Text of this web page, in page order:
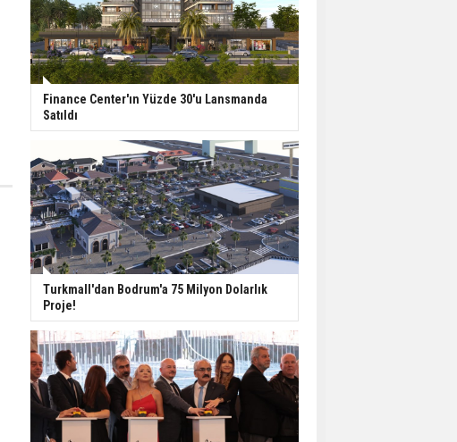
Faizi Son Bir Yılın En
Yüksek Seviyesinde
TOKİ 51 İlde 540 Konut
ve İş Yerini Satışa
Yatırımcıların Bina Tercihi
Değişiyor: Dijital Altyapı
Öne Çıkıyor
TOKİ'nin Kiralık Sosyal
Konut Modeli Kiraları
Düşürür Mü?
İkinci El Konut Fiyatları
İspanya'da Bir Yılda
Yüzde 16,2 Arttı
Finance Center'ın Yüzde 30'u Lansmanda
Satıldı
Turkmall'dan Bodrum'a 75 Milyon Dolarlık
Proje!